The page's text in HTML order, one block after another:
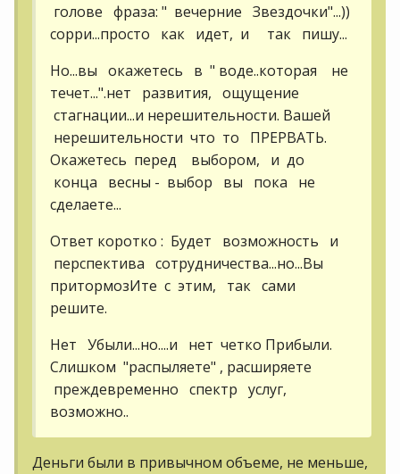
голове фраза: " вечерние Звездочки"...))
сорри...просто как идет, и так пишу...
Но...вы окажетесь в " воде..которая не
течет...".нет развития, ощущение
стагнации...и нерешительности. Вашей
нерешительности что то ПРЕРВАТЬ.
Окажетесь перед выбором, и до
конца весны - выбор вы пока не
сделаете...
Ответ коротко : Будет возможность и
перспектива сотрудничества...но...Вы
притормозИте с этим, так сами
решите.
Нет Убыли...но....и нет четко Прибыли.
Слишком "распыляете" , расширяете
преждевременно спектр услуг,
возможно..
Деньги были в привычном объеме, не меньше,